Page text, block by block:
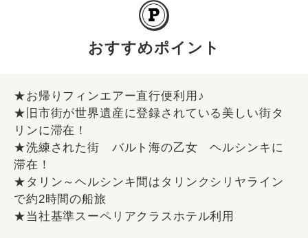
おすすめポイント
★お帰りフィンエアー直行便利用♪
★旧市街が世界遺産に登録されている美しい街タ
リンに滞在！
★洗練された街 バルト海の乙女 ヘルシンキに
滞在！
★タリン～ヘルシンキ間はタリンクシリヤライン
で約2時間の船旅
★当社基準スーペリアクラスホテル利用